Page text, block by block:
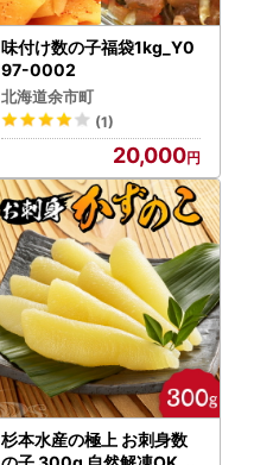
味付け数の子福袋1kg_Y0
97-0002
北海道余市町
(1)
20,000
杉本水産の極上 お刺身数